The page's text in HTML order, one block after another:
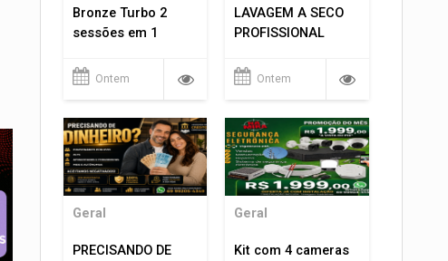
Bronze Turbo 2
sessões em 1
Ontem
LAVAGEM A SECO
PROFISSIONAL
Ontem
Geral
PRECISANDO DE
Geral
Kit com 4 cameras